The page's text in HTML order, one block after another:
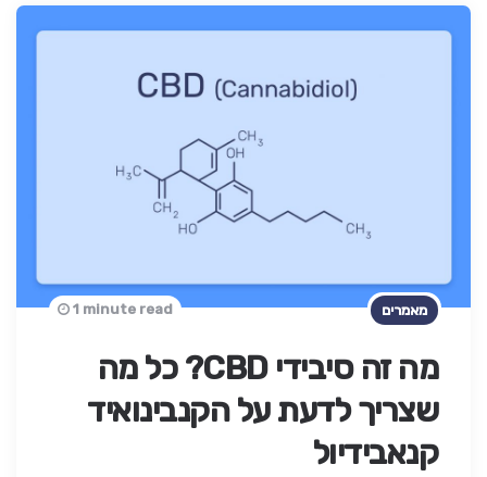
מאמרים
מה זה סיבידי CBD? כל מה
שצריך לדעת על הקנבינואיד
קנאבידיול
1 minute read